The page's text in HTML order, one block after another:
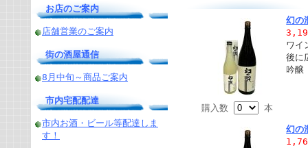
お店のご案内
店舗営業のご案内
街の酒屋通信
8月中旬～商品ご案内
市内宅配配達
市内お酒・ビール等配達しま
す！
購入数 本
幻
ワイ
後に
吟醸
幻